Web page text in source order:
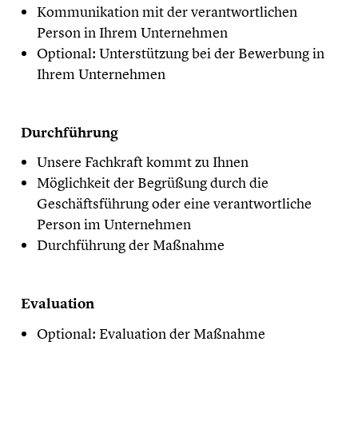
Kommunikation mit der verantwortlichen
Person in Ihrem Unternehmen
Optional: Unterstützung bei der Bewerbung in
Ihrem Unternehmen
Durchführung
Unsere Fachkraft kommt zu Ihnen
Möglichkeit der Begrüßung durch die
Geschäftsführung oder eine verantwortliche
Person im Unternehmen
Durchführung der Maßnahme
Evaluation
Optional: Evaluation der Maßnahme